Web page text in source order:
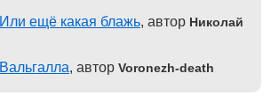
Или ещё какая блажь, автор Николай
Вальгалла, автор Voronezh-death